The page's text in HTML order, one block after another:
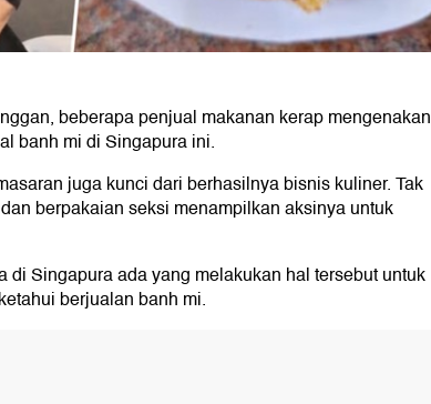
beberapa penjual makanan kerap mengenakan
banh mi di Singapura ini.
juga kunci dari berhasilnya bisnis kuliner. Tak
berpakaian seksi menampilkan aksinya untuk
di Singapura ada yang melakukan hal tersebut untuk
berjualan banh mi.